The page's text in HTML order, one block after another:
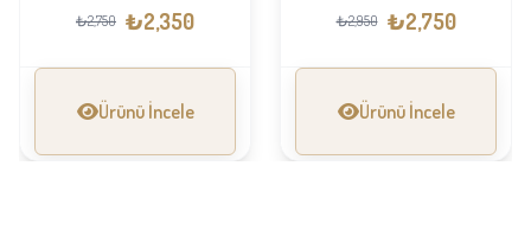
₺2,750 ₺2,350
Ürünü İncele
₺2,950 ₺2,750
Ürünü İncele